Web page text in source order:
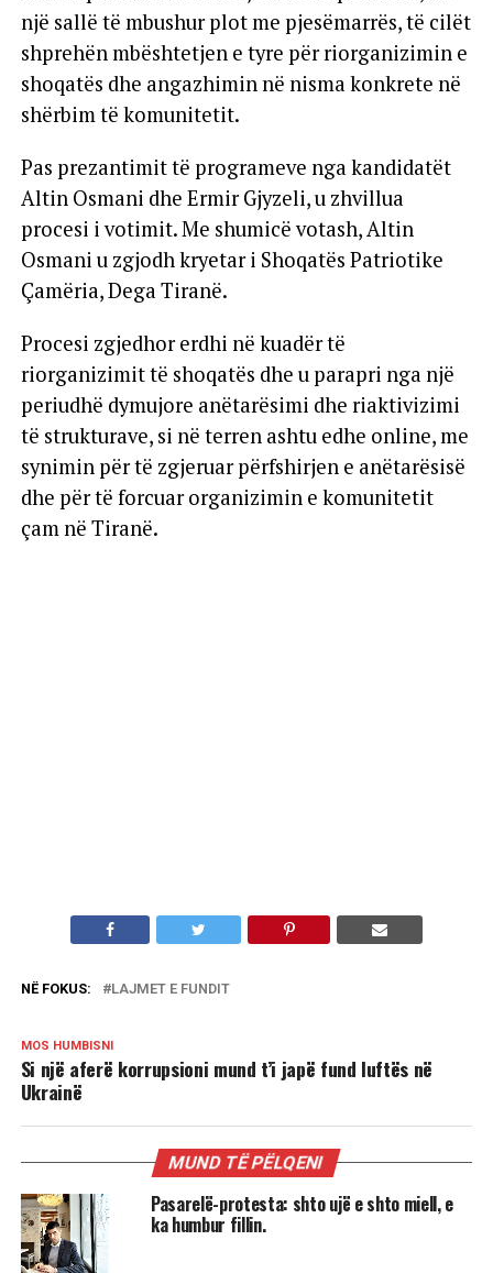
një sallë të mbushur plot me pjesëmarrës, të cilët
shprehën mbështetjen e tyre për riorganizimin e
shoqatës dhe angazhimin në nisma konkrete në
shërbim të komunitetit.
Pas prezantimit të programeve nga kandidatët
Altin Osmani dhe Ermir Gjyzeli, u zhvillua
procesi i votimit. Me shumicë votash, Altin
Osmani u zgjodh kryetar i Shoqatës Patriotike
Çamëria, Dega Tiranë.
Procesi zgjedhor erdhi në kuadër të
riorganizimit të shoqatës dhe u parapri nga një
periudhë dymujore anëtarësimi dhe riaktivizimi
të strukturave, si në terren ashtu edhe online, me
synimin për të zgjeruar përfshirjen e anëtarësisë
dhe për të forcuar organizimin e komunitetit
çam në Tiranë.
NË FOKUS: LAJMET E FUNDIT
MOS HUMBISNI
Si një aferë korrupsioni mund t’i japë fund luftës në
Ukrainë
MUND TË PËLQENI
Pasarelë-protesta: shto ujë e shto miell, e
ka humbur fillin.